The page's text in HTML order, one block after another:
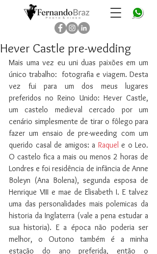
Fernando Braz - photo &
Londres
Hever Castle pre-wedding
Mais uma vez eu uni duas paixões em um
único trabalho:  fotografia e viagem. Desta
vez fui para um dos meus lugares
preferidos no Reino Unido: Hever Castle,
um castelo medieval cercado por um
cenário simplesmente de tirar o fôlego para
fazer um ensaio de pre-weeding com um
querido casal de amigos: a Raquel e o Leo.
O castelo fica a mais ou menos 2 horas de
Londres e foi residência de infância de Anne
Boleyn (Ana Bolena), segunda esposa de
Henrique VIII e mae de Elisabeth I. E talvez
uma das personalidades mais polemicas da
historia da Inglaterra (vale a pena estudar a
sua historia). E a época não poderia ser
melhor, o Outono também é a minha
estação do ano preferida, então o